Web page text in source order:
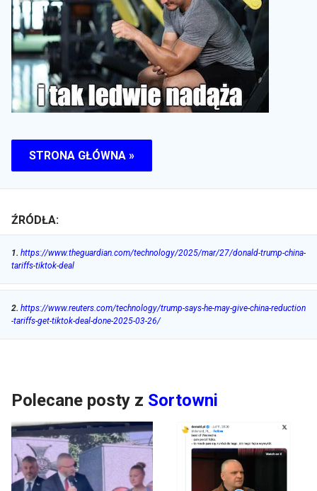
STRONA GŁÓWNA »
ŹRÓDŁA:
1. https://www.theguardian.com/technology/2025/mar/27/donald-trump-china-
tariffs-tiktok-deal
2. https://www.reuters.com/technology/trump-says-he-may-give-china-reduction
-tariffs-get-tiktok-deal-done-2025-03-26/
Polecane posty z Sortowni